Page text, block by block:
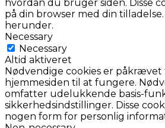
hvordan du bruger siden. Disse
på din browser med din
herunder.
Necessary
Necessary
Altid aktiveret
Nødvendige cookies er påkrævet
hjemmesiden til at fungere.
omfatter udelukkende basis-
sikkerhedsindstillinger. Disse
nogen form for personlig